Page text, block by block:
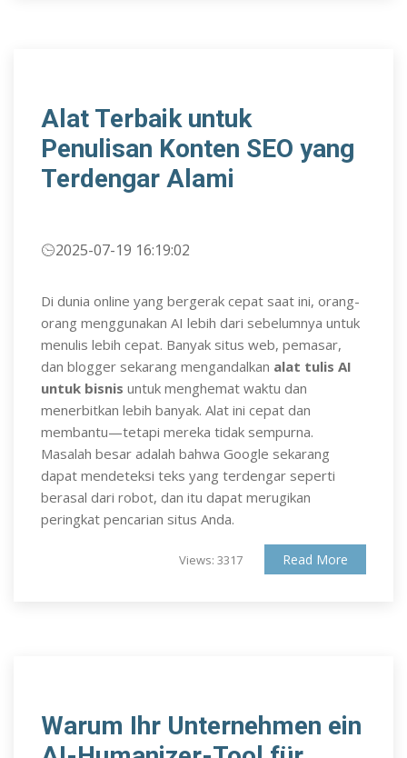
Alat Terbaik untuk
Penulisan Konten SEO yang
Terdengar Alami
2025-07-19 16:19:02
Di dunia online yang bergerak cepat saat ini, orang-
orang menggunakan AI lebih dari sebelumnya untuk
menulis lebih cepat. Banyak situs web, pemasar,
dan blogger sekarang mengandalkan alat tulis AI
untuk bisnis untuk menghemat waktu dan
menerbitkan lebih banyak. Alat ini cepat dan
membantu—tetapi mereka tidak sempurna.
Masalah besar adalah bahwa Google sekarang
dapat mendeteksi teks yang terdengar seperti
berasal dari robot, dan itu dapat merugikan
peringkat pencarian situs Anda.
Views: 3317 Read More
Warum Ihr Unternehmen ein